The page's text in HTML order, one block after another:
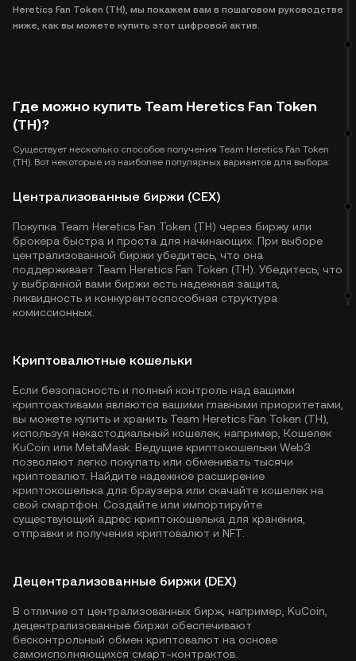
Heretics Fan Token (TH), мы покажем вам в пошаговом руководстве
ниже, как вы можете купить этот цифровой актив.
Где можно купить Team Heretics Fan Token
(TH)?
Существует несколько способов получения Team Heretics Fan Token
(TH). Вот некоторые из наиболее популярных вариантов для выбора:
Централизованные биржи (CEX)
Покупка Team Heretics Fan Token (TH) через биржу или
брокера быстра и проста для начинающих. При выборе
централизованной биржи убедитесь, что она
поддерживает Team Heretics Fan Token (TH). Убедитесь, что
у выбранной вами биржи есть надежная защита,
ликвидность и конкурентоспособная структура
комиссионных.
Криптовалютные кошельки
Если безопасность и полный контроль над вашими
криптоактивами являются вашими главными приоритетами,
вы можете купить и хранить Team Heretics Fan Token (TH),
используя некастодиальный кошелек, например, Кошелек
KuCoin или MetaMask. Ведущие криптокошельки Web3
позволяют легко покупать или обменивать тысячи
криптовалют. Найдите надежное расширение
криптокошелька для браузера или скачайте кошелек на
свой смартфон. Создайте или импортируйте
существующий адрес криптокошелька для хранения,
отправки и получения криптовалют и NFT.
Децентрализованные биржи (DEX)
В отличие от централизованных бирж, например, KuCoin,
децентрализованные биржи обеспечивают
бесконтрольный обмен криптовалют на основе
самоисполняющихся смарт-контрактов.